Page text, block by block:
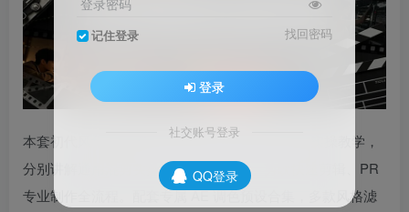
本套初代风华影视情感混剪课程，涵盖多节系统实操教学，
分别讲解通用混剪实操、AE 参数调试、剪映快速剪辑、PR
专业制作全流程。配套专属 AE 调色预设合集，多款风格滤
登录密码
记住登录 找回密码
登录
社交账号登录
QQ登录